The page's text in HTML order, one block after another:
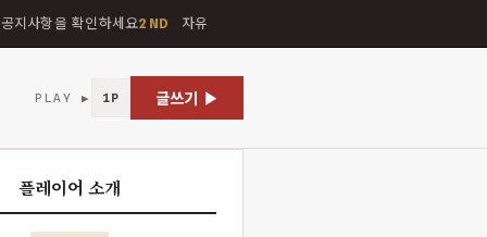
지사항을 확인하세요2ND 자유게시판에서 이야기 나눠요
PLAY ▶ 1P 글쓰기 ▶
플레이어 소개